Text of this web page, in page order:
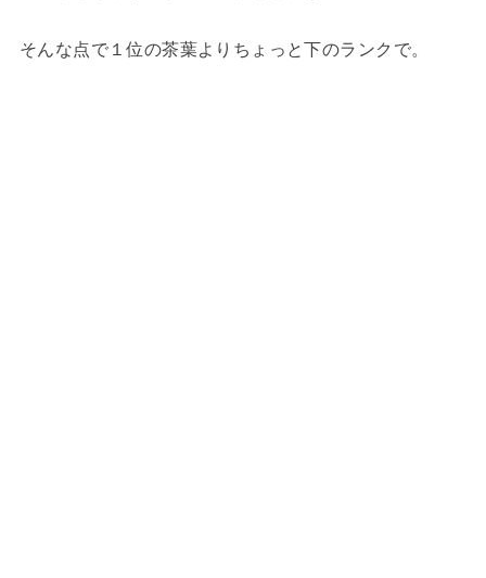
そんな点で１位の茶葉よりちょっと下のランクで。